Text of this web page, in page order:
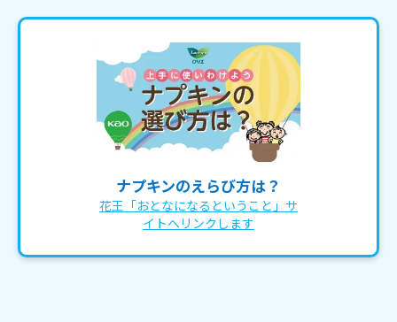
ナプキンのえらび方は？
花王「おとなになるということ」サ
イトへリンクします